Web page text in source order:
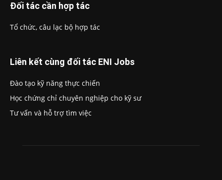
Đối tác cần hợp tác
Tổ chức, câu lạc bộ hợp tác
Liên kết cùng đối tác ENI Jobs
Đào tạo kỹ năng thực chiến
Học chứng chỉ chuyên nghiệp cho kỹ sư
Tư vấn và hỗ trợ tìm việc